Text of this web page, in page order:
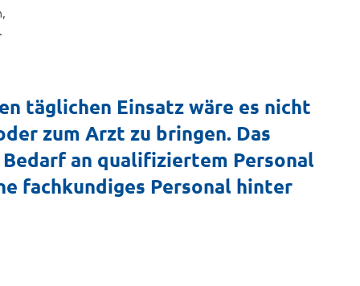
täglichen Einsatz wäre es nicht
zum Arzt zu bringen. Das
an qualifiziertem Personal
fachkundiges Personal hinter